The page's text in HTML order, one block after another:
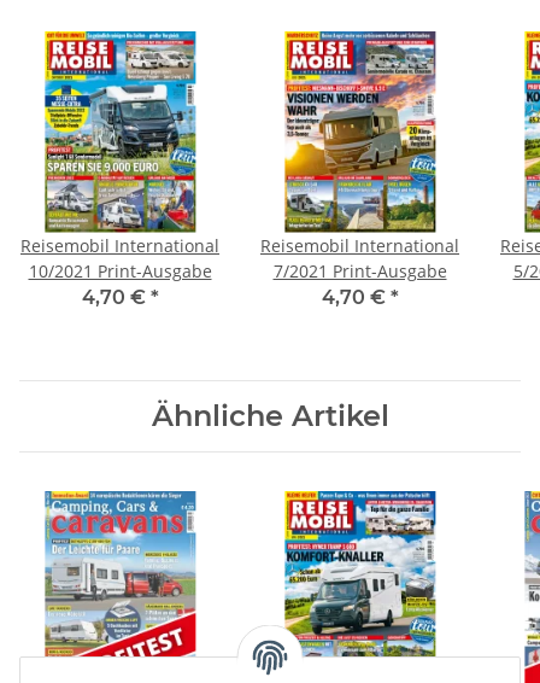
Reisemobil International
10/2021 Print-Ausgabe
4,70 € *
Reisemobil International
7/2021 Print-Ausgabe
4,70 € *
5/
Ähnliche Artikel